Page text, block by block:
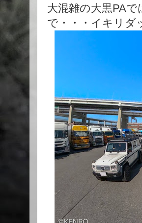
大混雑の大黒PA
で・・・イキリダ